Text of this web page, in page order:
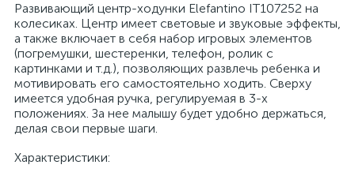
Развивающий центр-ходунки Elefantino IT107252 на
колесиках. Центр имеет световые и звуковые эффекты,
а также включает в себя набор игровых элементов
(погремушки, шестеренки, телефон, ролик с
картинками и т.д.), позволяющих развлечь ребенка и
мотивировать его самостоятельно ходить. Сверху
имеется удобная ручка, регулируемая в 3-х
положениях. За нее малышу будет удобно держаться,
делая свои первые шаги.
Характеристики: